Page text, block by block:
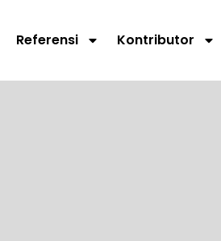
Referensi Kontributor